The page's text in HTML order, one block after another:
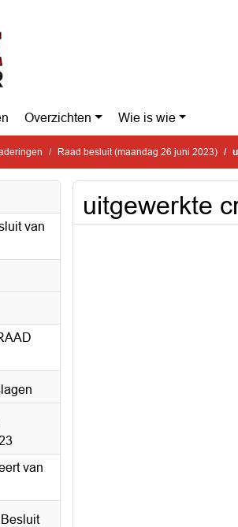
Overzichten Wie is wie
Raad besluit (maandag 26 juni 2023)
van
van
uitgewerkte